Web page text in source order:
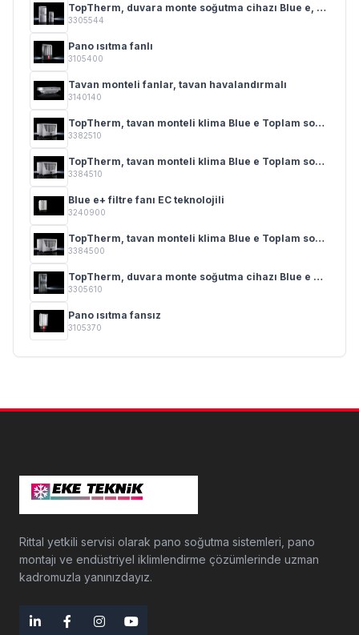
TopTherm, duvara monte soğutma cihazı Blue e, NEMA 4X 0,5 - 2,5 kW
3305544
Pano ısıtma fanlı
3105400
Tavan monteli fanlar, tavan havalandırmalı
3140140
TopTherm, tavan monteli klima Blue e Toplam soğutma gücü 0,50 - 4,00 kW
3382510
TopTherm, tavan monteli klima Blue e Toplam soğutma gücü 0,50 - 4,00 kW
3384510
Blue e+ filtre fanı EC teknolojili
3240900
TopTherm, tavan monteli klima Blue e Toplam soğutma gücü 0,50 - 4,00 kW
3384500
TopTherm, duvara monte soğutma cihazı Blue e 0,3 - 4 kW
3305610
Pano ısıtma fansız
3105370
Rittal yetkili servisi olarak pano soğutma sistemleri, pano
montajı ve endüstriyel iklimlendirme çözümlerinde uzman
kadromuzla yanınızdayız.